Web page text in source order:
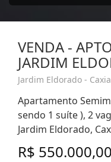
VENDA -
JARDIM
Jardim Eldorado -
Apartamento
sendo 1 suíte ), 2
Jardim Eldorado,
R$ 550.000,00